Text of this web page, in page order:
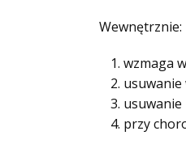
Wewnętrznie:
wzmaga
usuwanie
usuwanie
przy